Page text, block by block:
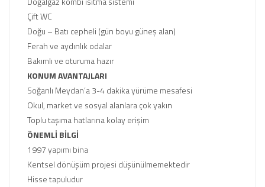
Çift WC
Doğu – Batı cepheli (gün boyu güneş alan)
Ferah ve aydınlık odalar
Bakımlı ve oturuma hazır
KONUM AVANTAJLARI
Soğanlı Meydan’a 3-4 dakika yürüme mesafesi
Okul, market ve sosyal alanlara çok yakın
Toplu taşıma hatlarına kolay erişim
ÖNEMLİ BİLGİ
1997 yapımı bina
Kentsel dönüşüm projesi düşünülmemektedir
Hisse tapuludur